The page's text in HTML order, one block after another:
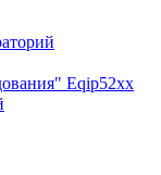
Eqip52xx